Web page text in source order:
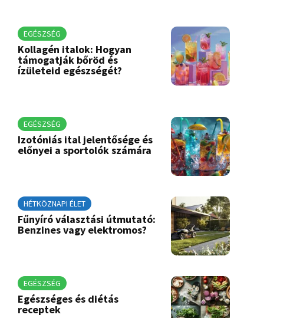
EGÉSZSÉG
Kollagén italok: Hogyan
támogatják bőröd és
ízületeid egészségét?
EGÉSZSÉG
Izotóniás ital jelentősége és
előnyei a sportolók számára
HÉTKÖZNAPI ÉLET
Fűnyíró választási útmutató:
Benzines vagy elektromos?
EGÉSZSÉG
Egészséges és diétás
receptek